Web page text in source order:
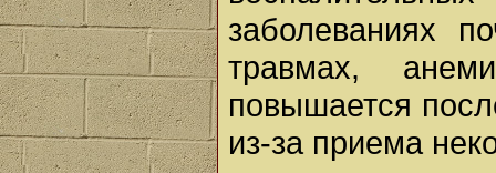
заболеваниях
травмах,
повышается
из-за приема